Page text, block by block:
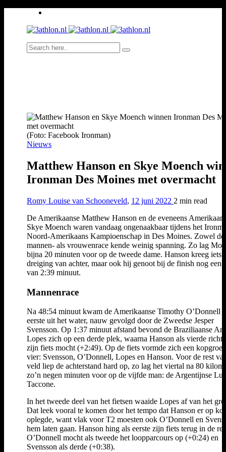
(Foto: Facebook Ironman)
Nieuws
Matthew Hanson en Skye Moench
Ironman Des Moines met overmacht
Romy Louise van Schooneveld, 12 juni 2022 2 min read
De Amerikaanse Matthew Hanson en de eveneens
Skye Moench waren vandaag ongenaakbaar tijdens het
Noord-Amerikaans Kampioenschap in Des Moines. Zowel de
mannen- als vrouwenrace kende weinig spanning. Zo lag
bijna 20 minuten voor op de tweede dame. Hanson kreeg iets
dreiging van achter, maar ook hij genoot bij de finish nog een
van 2:39 minuut.
Mannenrace
Na 48:54 minuut kwam de Amerikaanse Timothy O’Donnell
eerste uit het water, nauw gevolgd door de Zweedse Jesper
Svensson. Op 1:37 minuut afstand bevond de Braziliaanse
Lopes zich op een derde plek, waarna Hanson als vierde
zijn fiets mocht (+2:49). Op de fiets vormde zich een
vier: Svensson, O’Donnell, Lopes en Hanson. Voor de rest
veld liep de achterstand hard op, zo lag het viertal na 80
zo’n negen minuten voor op de vijfde man: de Argentijnse
Taccone.
In het tweede deel van het fietsen waaide Lopes af van het
Dat leek vooral te komen door het tempo dat Hanson er op
oplegde, want vlak voor T2 moesten ook O’Donnell en
hem laten gaan. Hanson hing als eerste zijn fiets terug in de
O’Donnell mocht als tweede het loopparcours op (+0:24) en
Svensson als derde (+0:38).